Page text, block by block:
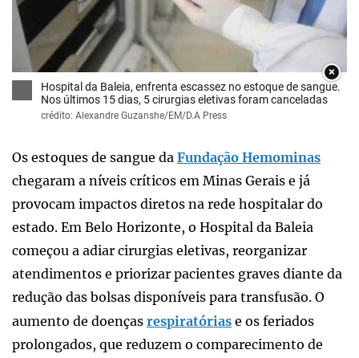
×
Hospital da Baleia, enfrenta escassez no estoque de sangue.
Nos últimos 15 dias, 5 cirurgias eletivas foram canceladas
crédito: Alexandre Guzanshe/EM/D.A Press
Os estoques de sangue da Fundação Hemominas
chegaram a níveis críticos em Minas Gerais e já
provocam impactos diretos na rede hospitalar do
estado. Em Belo Horizonte, o Hospital da Baleia
começou a adiar cirurgias eletivas, reorganizar
atendimentos e priorizar pacientes graves diante da
redução das bolsas disponíveis para transfusão. O
aumento de doenças respiratórias e os feriados
prolongados, que reduzem o comparecimento de